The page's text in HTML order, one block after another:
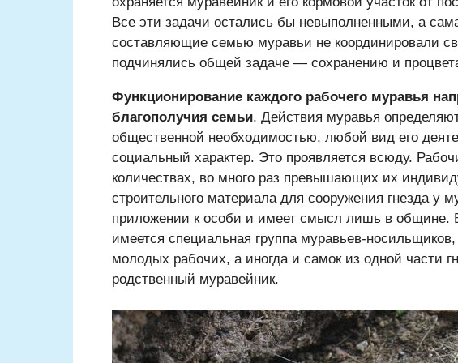
Все эти задачи остались бы невыполненными, а
составляющие семью муравьи не координировали
подчинялись общей задаче — сохранению и
Функционирование каждого рабочего муравья
благополучия семьи. Действия муравья
общественной необходимостью, любой вид его
социальный характер. Это проявляется всюду.
количествах, во много раз превышающих их
строительного материала для сооружения гнезда у
приложении к особи и имеет смысл лишь в общине.
имеется специальная группа муравьев-
молодых рабочих, а иногда и самок из одной части
родственный муравейник.